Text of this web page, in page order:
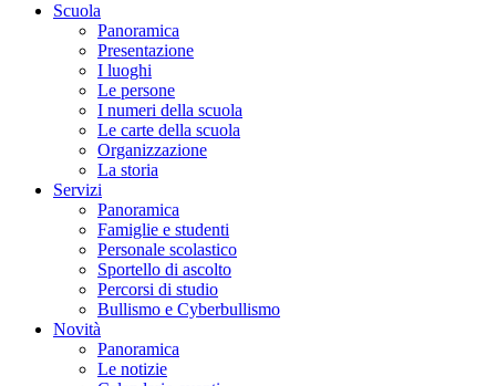
Scuola
Panoramica
Presentazione
I luoghi
Le persone
I numeri della scuola
Le carte della scuola
Organizzazione
La storia
Servizi
Panoramica
Famiglie e studenti
Personale scolastico
Sportello di ascolto
Percorsi di studio
Bullismo e Cyberbullismo
Novità
Panoramica
Le notizie